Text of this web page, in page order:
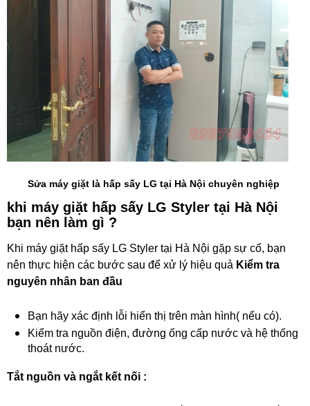
Sửa máy giặt là hấp sấy LG tại Hà Nội chuyên nghiệp
khi máy giặt hấp sấy LG Styler tại Hà Nội
bạn nên làm gì ?
Khi máy giặt hấp sấy LG Styler tại Hà Nội gặp sự cố, bạn
nên thực hiện các bước sau để xử lý hiệu quả Kiểm tra
nguyên nhân ban đầu
Bạn hãy xác định lỗi hiển thị trên màn hình( nếu có).
Kiểm tra nguồn điện, đường ống cấp nước và hệ thống
thoát nước.
Tắt nguồn và ngắt kết nối :